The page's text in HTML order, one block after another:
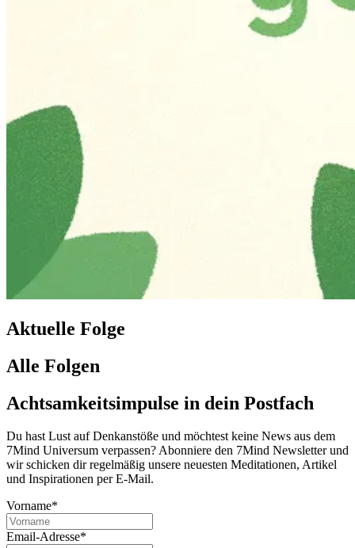
Aktuelle Folge
Alle Folgen
Achtsamkeitsimpulse in dein Postfach
Du hast Lust auf Denkanstöße und möchtest keine News aus dem
7Mind Universum verpassen? Abon­niere den 7Mind News­let­ter und
wir schicken dir regelmäßig unsere neuesten Meditationen, Artikel
und Inspirationen per E-Mail.
Vorname*
Email-Adresse*